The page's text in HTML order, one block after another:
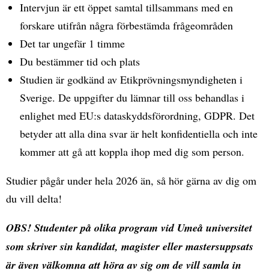
Intervjun är ett öppet samtal tillsammans med en
forskare utifrån några förbestämda frågeområden
Det tar ungefär 1 timme
Du bestämmer tid och plats
Studien är godkänd av Etikprövningsmyndigheten i
Sverige. De uppgifter du lämnar till oss behandlas i
enlighet med EU:s dataskyddsförordning, GDPR. Det
betyder att alla dina svar är helt konfidentiella och inte
kommer att gå att koppla ihop med dig som person.
Studier pågår under hela 2026 än, så hör gärna av dig om
du vill delta!
OBS! Studenter på olika program vid Umeå universitet
som skriver sin kandidat, magister eller mastersuppsats
är även välkomna att höra av sig om de vill samla in